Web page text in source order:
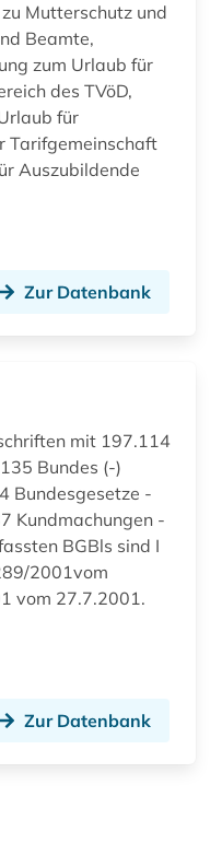
Mutterschutz und
Beamte,
zum Urlaub für
des TVöD,
für
Tarifgemeinschaft
Auszubildende
Zur Datenbank
mit 197.114
Bundes (-)
Bundesgesetze -
Kundmachungen -
BGBls sind I
2001vom
vom 27.7.2001.
Zur Datenbank